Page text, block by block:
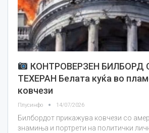
КОНТРОВЕРЗЕН БИЛБОРД
ТЕХЕРАН Белата куќа во
ковчези
Плусинфо 14/07/2026
Билбордот прикажува ковчези со
знамиња и портрети на политички